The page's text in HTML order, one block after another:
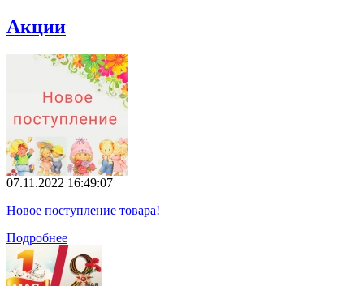
Акции
07.11.2022 16:49:07
Новое поступление товара!
Подробнее